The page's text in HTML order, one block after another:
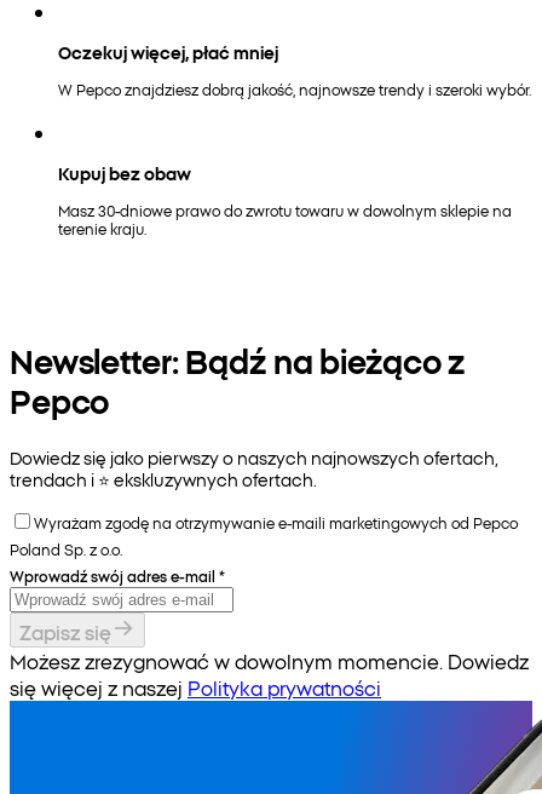
Oczekuj więcej, płać mniej
W Pepco znajdziesz dobrą jakość, najnowsze trendy i szeroki wybór.
Kupuj bez obaw
Masz 30-dniowe prawo do zwrotu towaru w dowolnym sklepie na
terenie kraju.
Newsletter: Bądź na bieżąco z
Pepco
Dowiedz się jako pierwszy o naszych najnowszych ofertach,
trendach i ⭐️ ekskluzywnych ofertach.
Wyrażam zgodę na otrzymywanie e-maili marketingowych od Pepco
Poland Sp. z o.o.
Wprowadź swój adres e-mail *
Zapisz się
Możesz zrezygnować w dowolnym momencie. Dowiedz
się więcej z naszej Polityka prywatności